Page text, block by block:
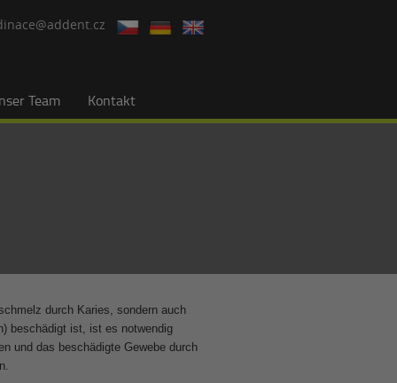
Team Kontakt
durch Karies, sondern auch
beschädigt ist, ist es notwendig
und das beschädigte Gewebe durch